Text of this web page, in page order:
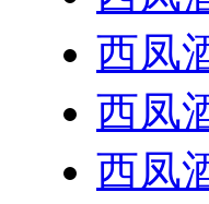
西凤
西凤
西凤